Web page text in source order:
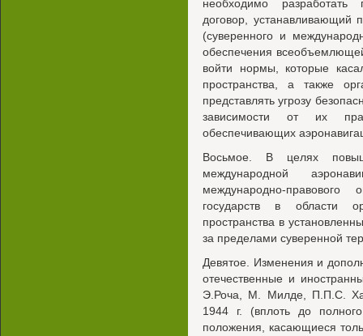
необходимо
договор, устанавливающий
(суверенного и
обеспечения
войти нормы, которые
пространства, а также
представлять угрозу
зависимости от их
обеспечивающих
Восьмое. В целях
международной
международно-правового
государств в области
пространства в
за пределами суверенной
Девятое. Изменения и
отечественные и
Э.Роча, М. Милде, П.П.С.
1944 г. (вплоть до
положения, касающиеся